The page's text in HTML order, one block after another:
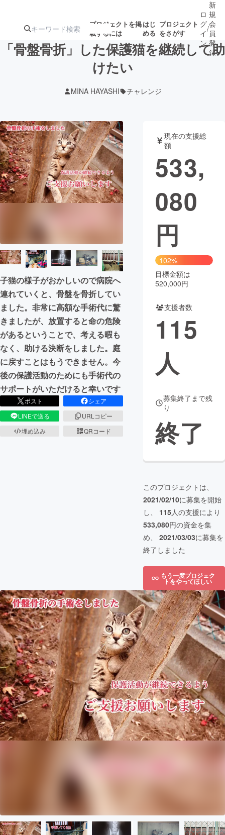
プロジェクトを掲
載するには
はじ
める
プロジェクト
をさがす
ジェクト
ロジェクト
アート・写真 音楽
テクノロジー・ガジェット ゲーム・サ
映像・映画
まちづくり・地域活性化
CAMPFIRE for Social Good
CAMPFIRE Creation
CAMPFIREふるさと納税 machi-ya コミュニティ
ロ
グ
イ
ン
/
新
規
会
員
登
録
「骨盤骨折」した保護猫を継続して助
けたい
MINA HAYASHI チャレンジ
子猫の様子がおかしいので病院へ
連れていくと、骨盤を骨折してい
ました。非常に高額な手術代に驚
きましたが、放置すると命の危険
があるということで、考える暇も
なく、助ける決断をしました。庭
に戻すことはもうできません。今
後の保護活動のためにも手術代の
サポートがいただけると幸いです
ポスト
シェア
LINEで送る
URLコピー
埋め込み
QRコード
現在の支援総
額
533,
080
円
102%
目標金額は
520,000円
支援者数
115
人
募集終了まで残
り
終了
このプロジェクトは、
2021/02/10に募集を開始
し、 115人の支援により
533,080円の資金を集
め、 2021/03/03に募集を
終了しました
もう一度プロジェク
トをやってほしい